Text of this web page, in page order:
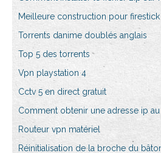
Meilleure construction pour firestick
Torrents danime doublés anglais
Top 5 des torrents
Vpn playstation 4
Cctv 5 en direct gratuit
Comment obtenir une adresse ip
Routeur vpn matériel
Réinitialisation de la broche du